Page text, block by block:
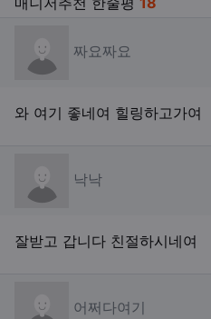
짜요짜요
와 여기 좋네여 힐링하고가여
낙낙
잘받고 갑니다 친절하시네여
어쩌다여기